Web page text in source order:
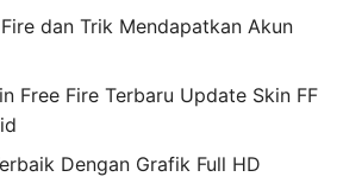
dan Trik Mendapatkan Akun
Free Fire Terbaru Update Skin FF
Dengan Grafik Full HD